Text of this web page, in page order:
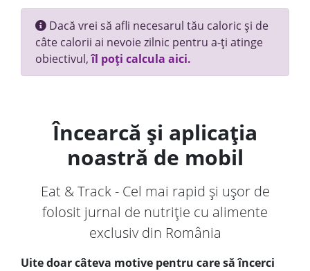
Dacă vrei să afli necesarul tău caloric și de
câte calorii ai nevoie zilnic pentru a-ți atinge
obiectivul,îl poți calcula aici.
Încearcă și aplicația
noastră de mobil
Eat & Track - Cel mai rapid și ușor de
folosit jurnal de nutriție cu alimente
exclusiv din România
Uite doar câteva motive pentru care să încerci